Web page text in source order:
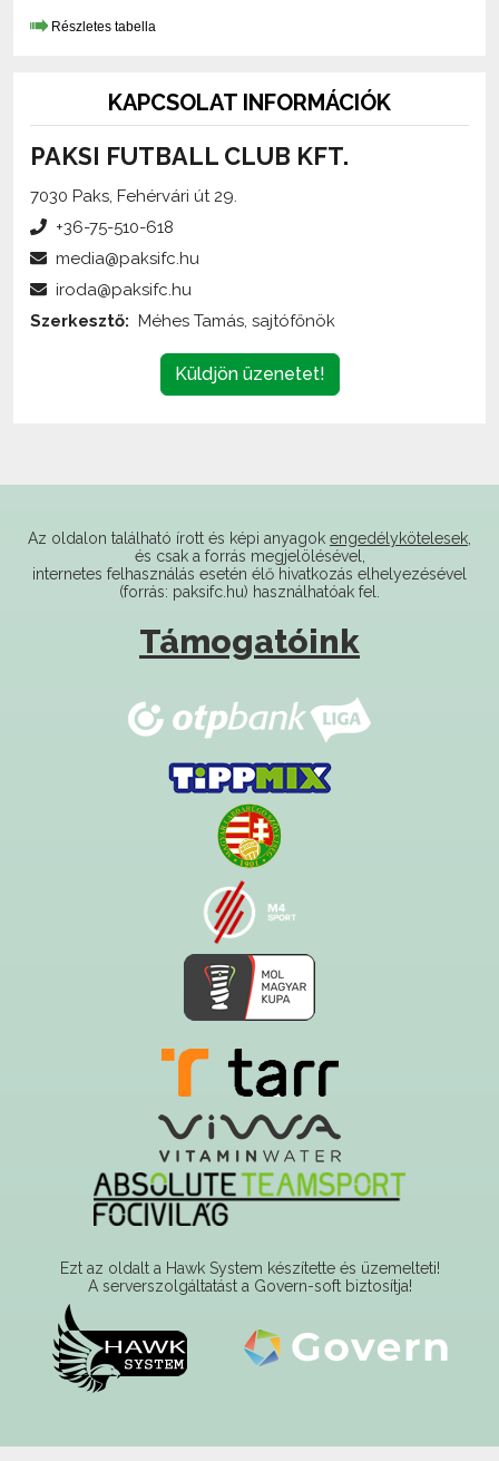
Részletes tabella
KAPCSOLAT INFORMÁCIÓK
PAKSI FUTBALL CLUB KFT.
7030 Paks, Fehérvári út 29.
+36-75-510-618
media@paksifc.hu
iroda@paksifc.hu
Szerkesztő: Méhes Tamás, sajtófőnök
Küldjön üzenetet!
Az oldalon található írott és képi anyagok engedélykötelesek
és csak a forrás megjelölésével,
internetes felhasználás esetén élő hivatkozás elhelyezésével
(forrás: paksifc.hu) használhatóak fel.
Támogatóink
Ezt az oldalt a Hawk System készítette és üzemelteti!
A serverszolgáltatást a Govern-soft biztosítja!